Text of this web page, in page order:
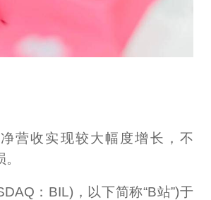
营收实现较大幅度增长，不
：BIL)，以下简称“B站”)于